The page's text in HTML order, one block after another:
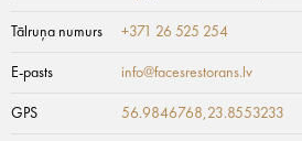
Tālruņa numurs +371 26 525 254
E-pasts info@facesrestorans.lv
GPS 56.9846768,23.8553233